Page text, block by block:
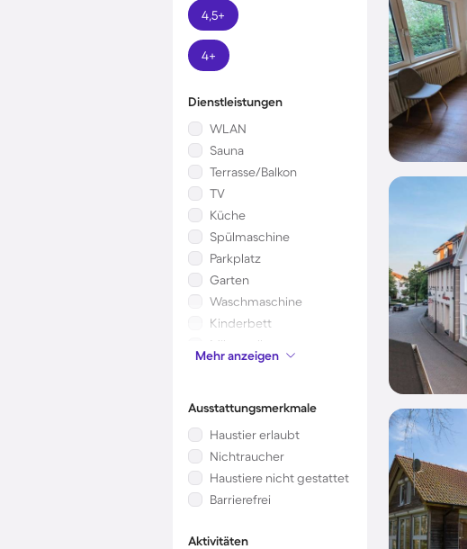
4,5+
4+
Dienstleistungen
WLAN
Sauna
Terrasse/Balkon
TV
Küche
Spülmaschine
Parkplatz
Garten
Waschmaschine
Kinderbett
Mikrowelle
Klimaanlage
Mehr anzeigen
Ausstattungsmerkmale
Haustier erlaubt
Nichtraucher
Haustiere nicht gestattet
Barrierefrei
Aktivitäten